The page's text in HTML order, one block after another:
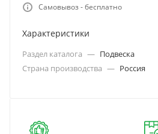
Самовывоз - бесплатно
Характеристики
Раздел каталога — Подвеска
Страна производства — Россия